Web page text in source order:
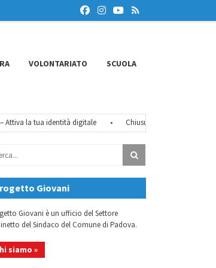
VOLONTARIATO SCUOLA
la tua identità digitale • Chiusure estive 2026
Giovani
Giovani è un ufficio del Settore
del Sindaco del Comune di Padova.
siamo »